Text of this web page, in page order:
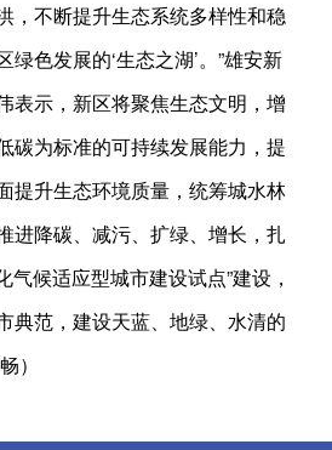
，不断提升生态系统多样性和稳
色发展的‘生态之湖’。”雄安新
表示，新区将聚焦生态文明，增
碳为标准的可持续发展能力，提
提升生态环境质量，统筹城水林
进降碳、减污、扩绿、增长，扎
气候适应型城市建设试点”建设，
典范，建设天蓝、地绿、水清的
）